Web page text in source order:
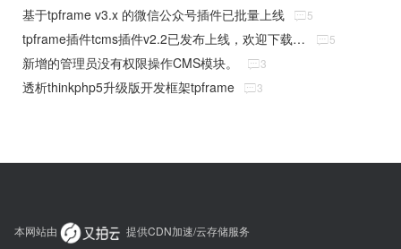
基于tpframe v3.x 的微信公众号插件已批量上线 5
tpframe插件tcms插件v2.2已发布上线，欢迎下载使用 5
新增的管理员没有权限操作CMS模块。 3
透析thinkphp5升级版开发框架tpframe 3
本网站由 提供CDN加速/云存储服务